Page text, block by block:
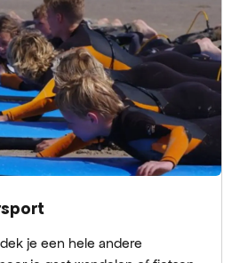
je een hele andere